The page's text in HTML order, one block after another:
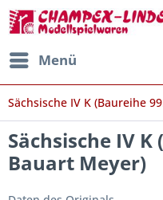
Menü
Sächsische IV K (Baureihe
Sächsische IV
Bauart Meyer)